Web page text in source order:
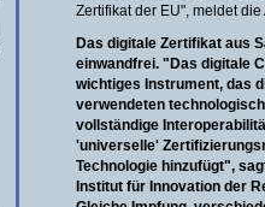
Zertifikat der EU", meldet die
Das digitale Zertifikat aus
einwandfrei. "Das digitale
wichtiges Instrument, das
verwendeten
vollständige
'universelle'
Technologie hinzufügt",
Institut für Innovation der